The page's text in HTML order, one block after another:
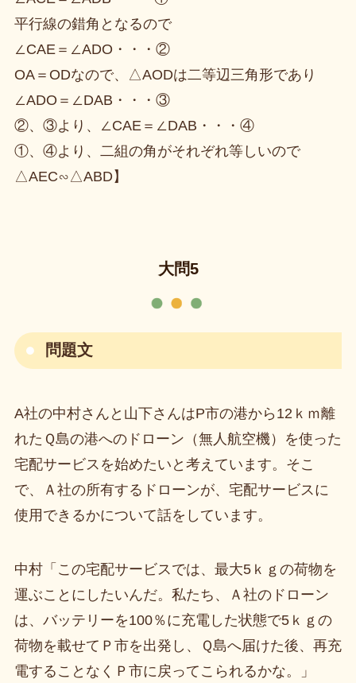
平行線の錯角となるので
∠CAE＝∠ADO・・・②
OA＝ODなので、△AODは二等辺三角形であり
∠ADO＝∠DAB・・・③
②、③より、∠CAE＝∠DAB・・・④
①、④より、二組の角がそれぞれ等しいので
△AEC∽△ABD】
大問5
問題文
A社の中村さんと山下さんはP市の港から12ｋｍ離
れたＱ島の港へのドローン（無人航空機）を使った
宅配サービスを始めたいと考えています。そこ
で、Ａ社の所有するドローンが、宅配サービスに
使用できるかについて話をしています。
中村「この宅配サービスでは、最大5ｋｇの荷物を
運ぶことにしたいんだ。私たち、Ａ社のドローン
は、バッテリーを100％に充電した状態で5ｋｇの
荷物を載せてＰ市を出発し、Ｑ島へ届けた後、再充
電することなくＰ市に戻ってこられるかな。」